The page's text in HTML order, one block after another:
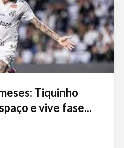
Tiquinho
e vive fase...